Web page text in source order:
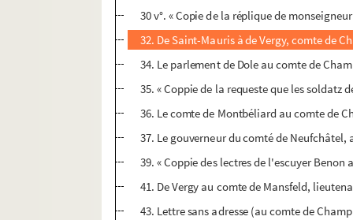
30 v°. « Copie de la réplique de
32. De Saint-Mauris à de Vergy, comte de
34. Le parlement de Dole au comte de
35. « Coppie de la requeste que les
36. Le comte de Montbéliard au comte de
37. Le gouverneur du comté de
39. « Coppie des lectres de l'escuyer
41. De Vergy au comte de Mansfeld,
43. Lettre sans adresse (au comte de